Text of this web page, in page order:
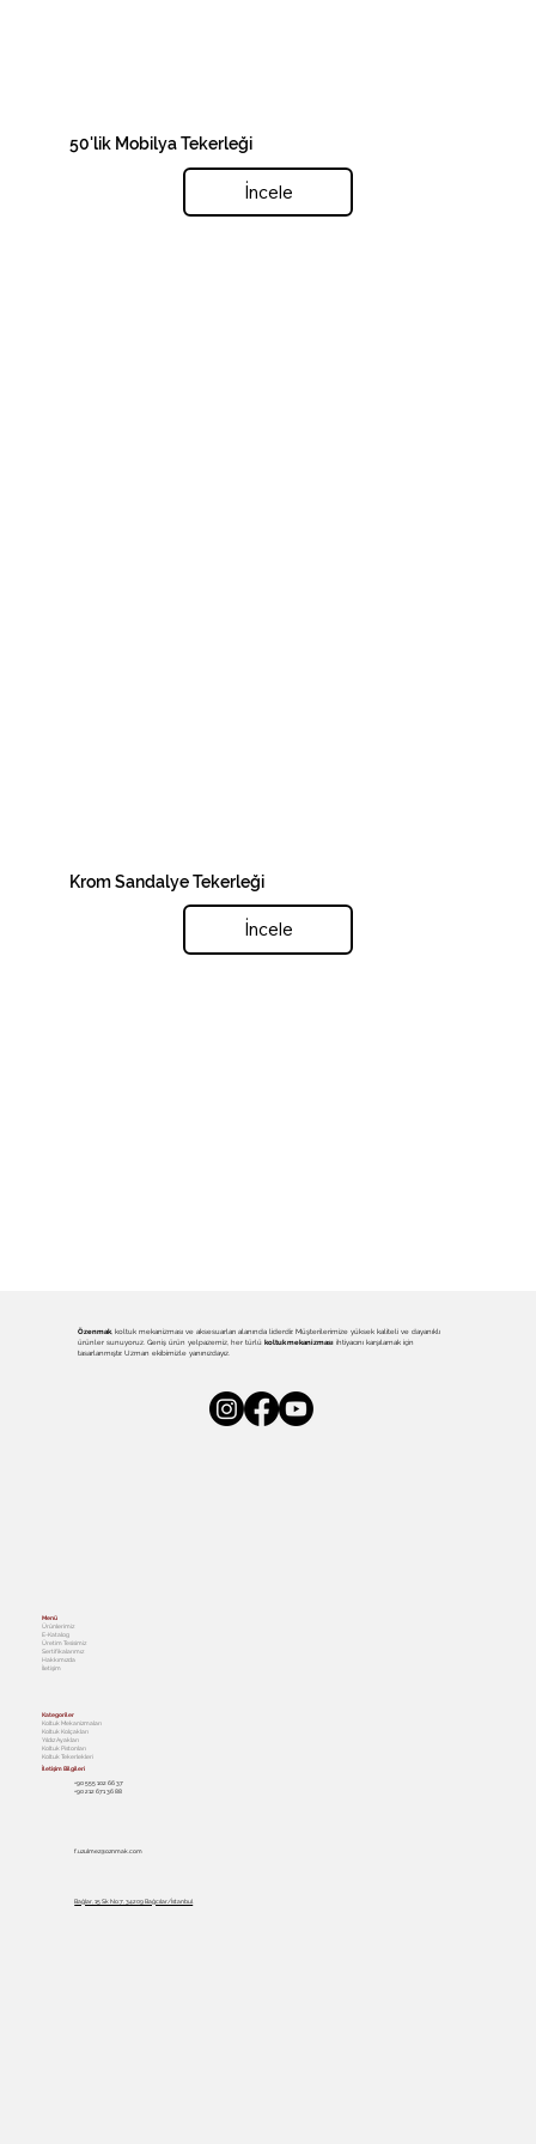
50'lik Mobilya Tekerleği
İncele
Krom Sandalye Tekerleği
İncele
Menü
Ürünlerimiz
E-Katalog
Üretim Tesisimiz
Sertifikalarımız
Hakkımızda
İletişim
Kategoriler
Koltuk Mekanizmaları
Koltuk Kolçakları
Yıldız Ayakları
Koltuk Pistonları
Koltuk Tekerlekleri
İletişim Bilgileri
+90 555 102 66 37
+90 212 671 36 88
f.uzulmez@oznmak.com
Bağlar, 15 Sk No:7, 34209 Bağcılar/İstanbul
Özenmak, koltuk mekanizması ve aksesuarları alanında liderdir. Müşterilerimize yüksek kaliteli ve dayanıklı
ürünler sunuyoruz. Geniş ürün yelpazemiz, her türlü koltuk mekanizmasıihtiyacını karşılamak için
tasarlanmıştır. Uzman ekibimizle yanınızdayız.